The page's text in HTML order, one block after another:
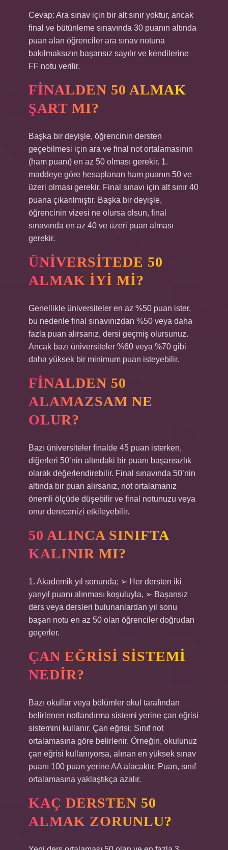
Cevap: Ara sınav için bir alt sınır yoktur, ancak
final ve bütünleme sınavında 30 puanın altında
puan alan öğrenciler ara sınav notuna
bakılmaksızın başarısız sayılır ve kendilerine
FF notu verilir.
FINALDEN 50 ALMAK
ŞART MI?
Başka bir deyişle, öğrencinin dersten
geçebilmesi için ara ve final not ortalamasının
(ham puanı) en az 50 olması gerekir. 1.
maddeye göre hesaplanan ham puanın 50 ve
üzeri olması gerekir. Final sınavı için alt sınır 40
puana çıkarılmıştır. Başka bir deyişle,
öğrencinin vizesi ne olursa olsun, final
sınavında en az 40 ve üzeri puan alması
gerekir.
ÜNIVERSITEDE 50
ALMAK IYI MI?
Genellikle üniversiteler en az %50 puan ister,
bu nedenle final sınavınızdan %50 veya daha
fazla puan alırsanız, dersi geçmiş olursunuz.
Ancak bazı üniversiteler %60 veya %70 gibi
daha yüksek bir minimum puan isteyebilir.
FINALDEN 50
ALAMAZSAM NE
OLUR?
Bazı üniversiteler finalde 45 puan isterken,
diğerleri 50’nin altındaki bir puanı başarısızlık
olarak değerlendirebilir. Final sınavında 50’nin
altında bir puan alırsanız, not ortalamanız
önemli ölçüde düşebilir ve final notunuzu veya
onur derecenizi etkileyebilir.
50 ALINCA SINIFTA
KALINIR MI?
1. Akademik yıl sonunda; ➢ Her dersten iki
yarıyıl puanı alınması koşuluyla, ➢ Başarısız
ders veya dersleri bulunanlardan yıl sonu
başarı notu en az 50 olan öğrenciler doğrudan
geçerler.
ÇAN EĞRISI SISTEMI
NEDIR?
Bazı okullar veya bölümler okul tarafından
belirlenen notlandırma sistemi yerine çan eğrisi
sistemini kullanır. Çan eğrisi; Sınıf not
ortalamasına göre belirlenir. Örneğin, okulunuz
çan eğrisi kullanıyorsa, alınan en yüksek sınav
puanı 100 puan yerine AA alacaktır. Puan, sınıf
ortalamasına yaklaştıkça azalır.
KAÇ DERSTEN 50
ALMAK ZORUNLU?